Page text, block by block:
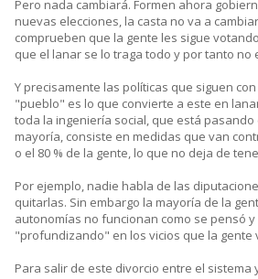
Pero nada cambiará. Formen ahora
nuevas elecciones, la casta no va a
comprueben que la gente les sigue
que el lanar se lo traga todo y por tanto no
Y precisamente las políticas que siguen
"pueblo" es lo que convierte a este en
toda la ingeniería social, que está
mayoría, consiste en medidas que van
o el 80 % de la gente, lo que no deja de
Por ejemplo, nadie habla de las
quitarlas. Sin embargo la mayoría de la
autonomías no funcionan como se pensó
"profundizando" en los vicios que la gente
Para salir de este divorcio entre el sistema